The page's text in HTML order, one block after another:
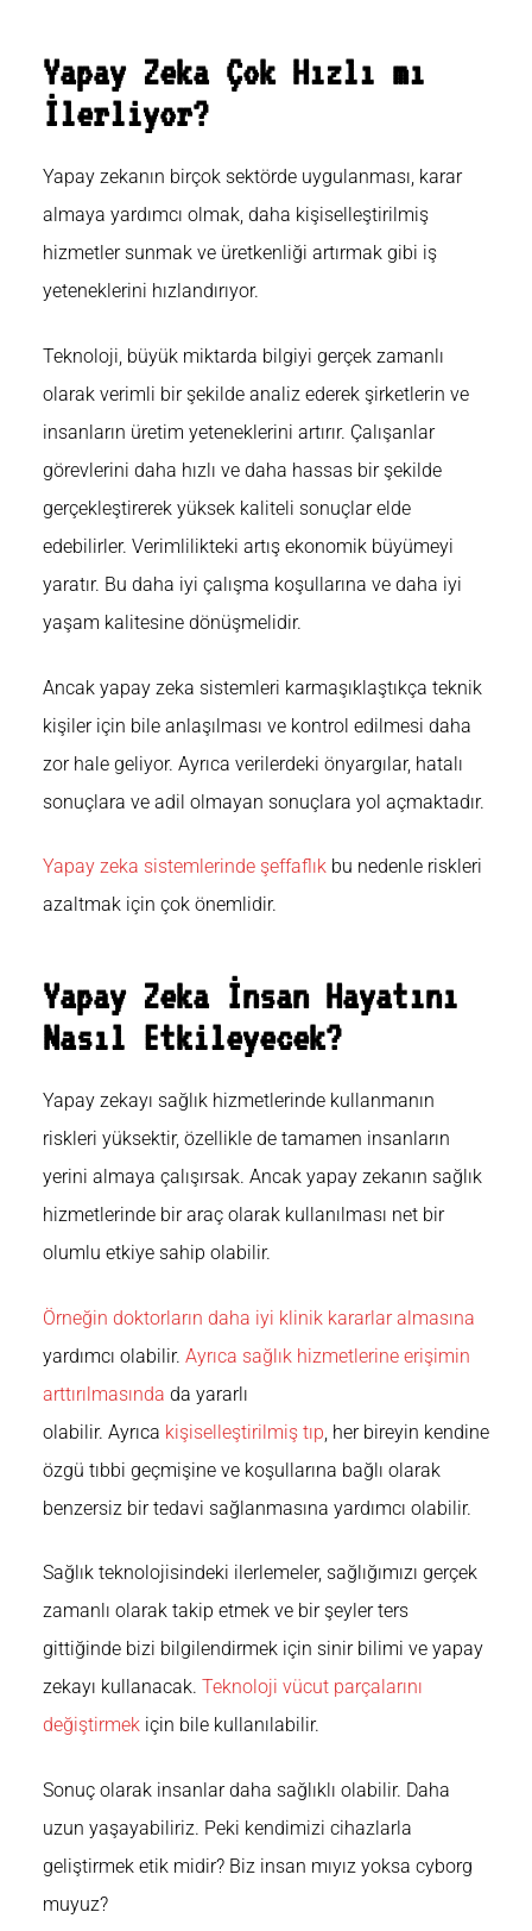
Yapay Zeka Çok Hızlı mı
İlerliyor?
Yapay zekanın birçok sektörde uygulanması, karar
almaya yardımcı olmak, daha kişiselleştirilmiş
hizmetler sunmak ve üretkenliği artırmak gibi iş
yeteneklerini hızlandırıyor.
Teknoloji, büyük miktarda bilgiyi gerçek zamanlı
olarak verimli bir şekilde analiz ederek şirketlerin ve
insanların üretim yeteneklerini artırır. Çalışanlar
görevlerini daha hızlı ve daha hassas bir şekilde
gerçekleştirerek yüksek kaliteli sonuçlar elde
edebilirler. Verimlilikteki artış ekonomik büyümeyi
yaratır. Bu daha iyi çalışma koşullarına ve daha iyi
yaşam kalitesine dönüşmelidir.
Ancak yapay zeka sistemleri karmaşıklaştıkça teknik
kişiler için bile anlaşılması ve kontrol edilmesi daha
zor hale geliyor. Ayrıca verilerdeki önyargılar, hatalı
sonuçlara ve adil olmayan sonuçlara yol açmaktadır.
Yapay zeka sistemlerinde şeffaflık bu nedenle riskleri
azaltmak için çok önemlidir.
Yapay Zeka İnsan Hayatını
Nasıl Etkileyecek?
Yapay zekayı sağlık hizmetlerinde kullanmanın
riskleri yüksektir, özellikle de tamamen insanların
yerini almaya çalışırsak. Ancak yapay zekanın sağlık
hizmetlerinde bir araç olarak kullanılması net bir
olumlu etkiye sahip olabilir.
Örneğin doktorların daha iyi klinik kararlar almasına
yardımcı olabilir. Ayrıca sağlık hizmetlerine erişimin
arttırılmasında da yararlı
olabilir. Ayrıca kişiselleştirilmiş tıp , her bireyin kendine
özgü tıbbi geçmişine ve koşullarına bağlı olarak
benzersiz bir tedavi sağlanmasına yardımcı olabilir.
Sağlık teknolojisindeki ilerlemeler, sağlığımızı gerçek
zamanlı olarak takip etmek ve bir şeyler ters
gittiğinde bizi bilgilendirmek için sinir bilimi ve yapay
zekayı kullanacak. Teknoloji vücut parçalarını
değiştirmek için bile kullanılabilir.
Sonuç olarak insanlar daha sağlıklı olabilir. Daha
uzun yaşayabiliriz. Peki kendimizi cihazlarla
geliştirmek etik midir? Biz insan mıyız yoksa cyborg
muyuz?